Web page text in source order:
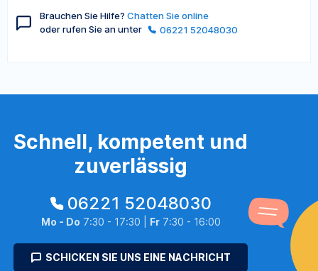
Brauchen Sie Hilfe? Chatten Sie online
oder rufen Sie an unter
06221 52048030
Schnell, kompetent und
zuverlässig
06221 52048030
Mo - Do 7:30 - 17:30 | Fr7:30 - 16:00
SCHICKEN SIE UNS EINE NACHRICHT